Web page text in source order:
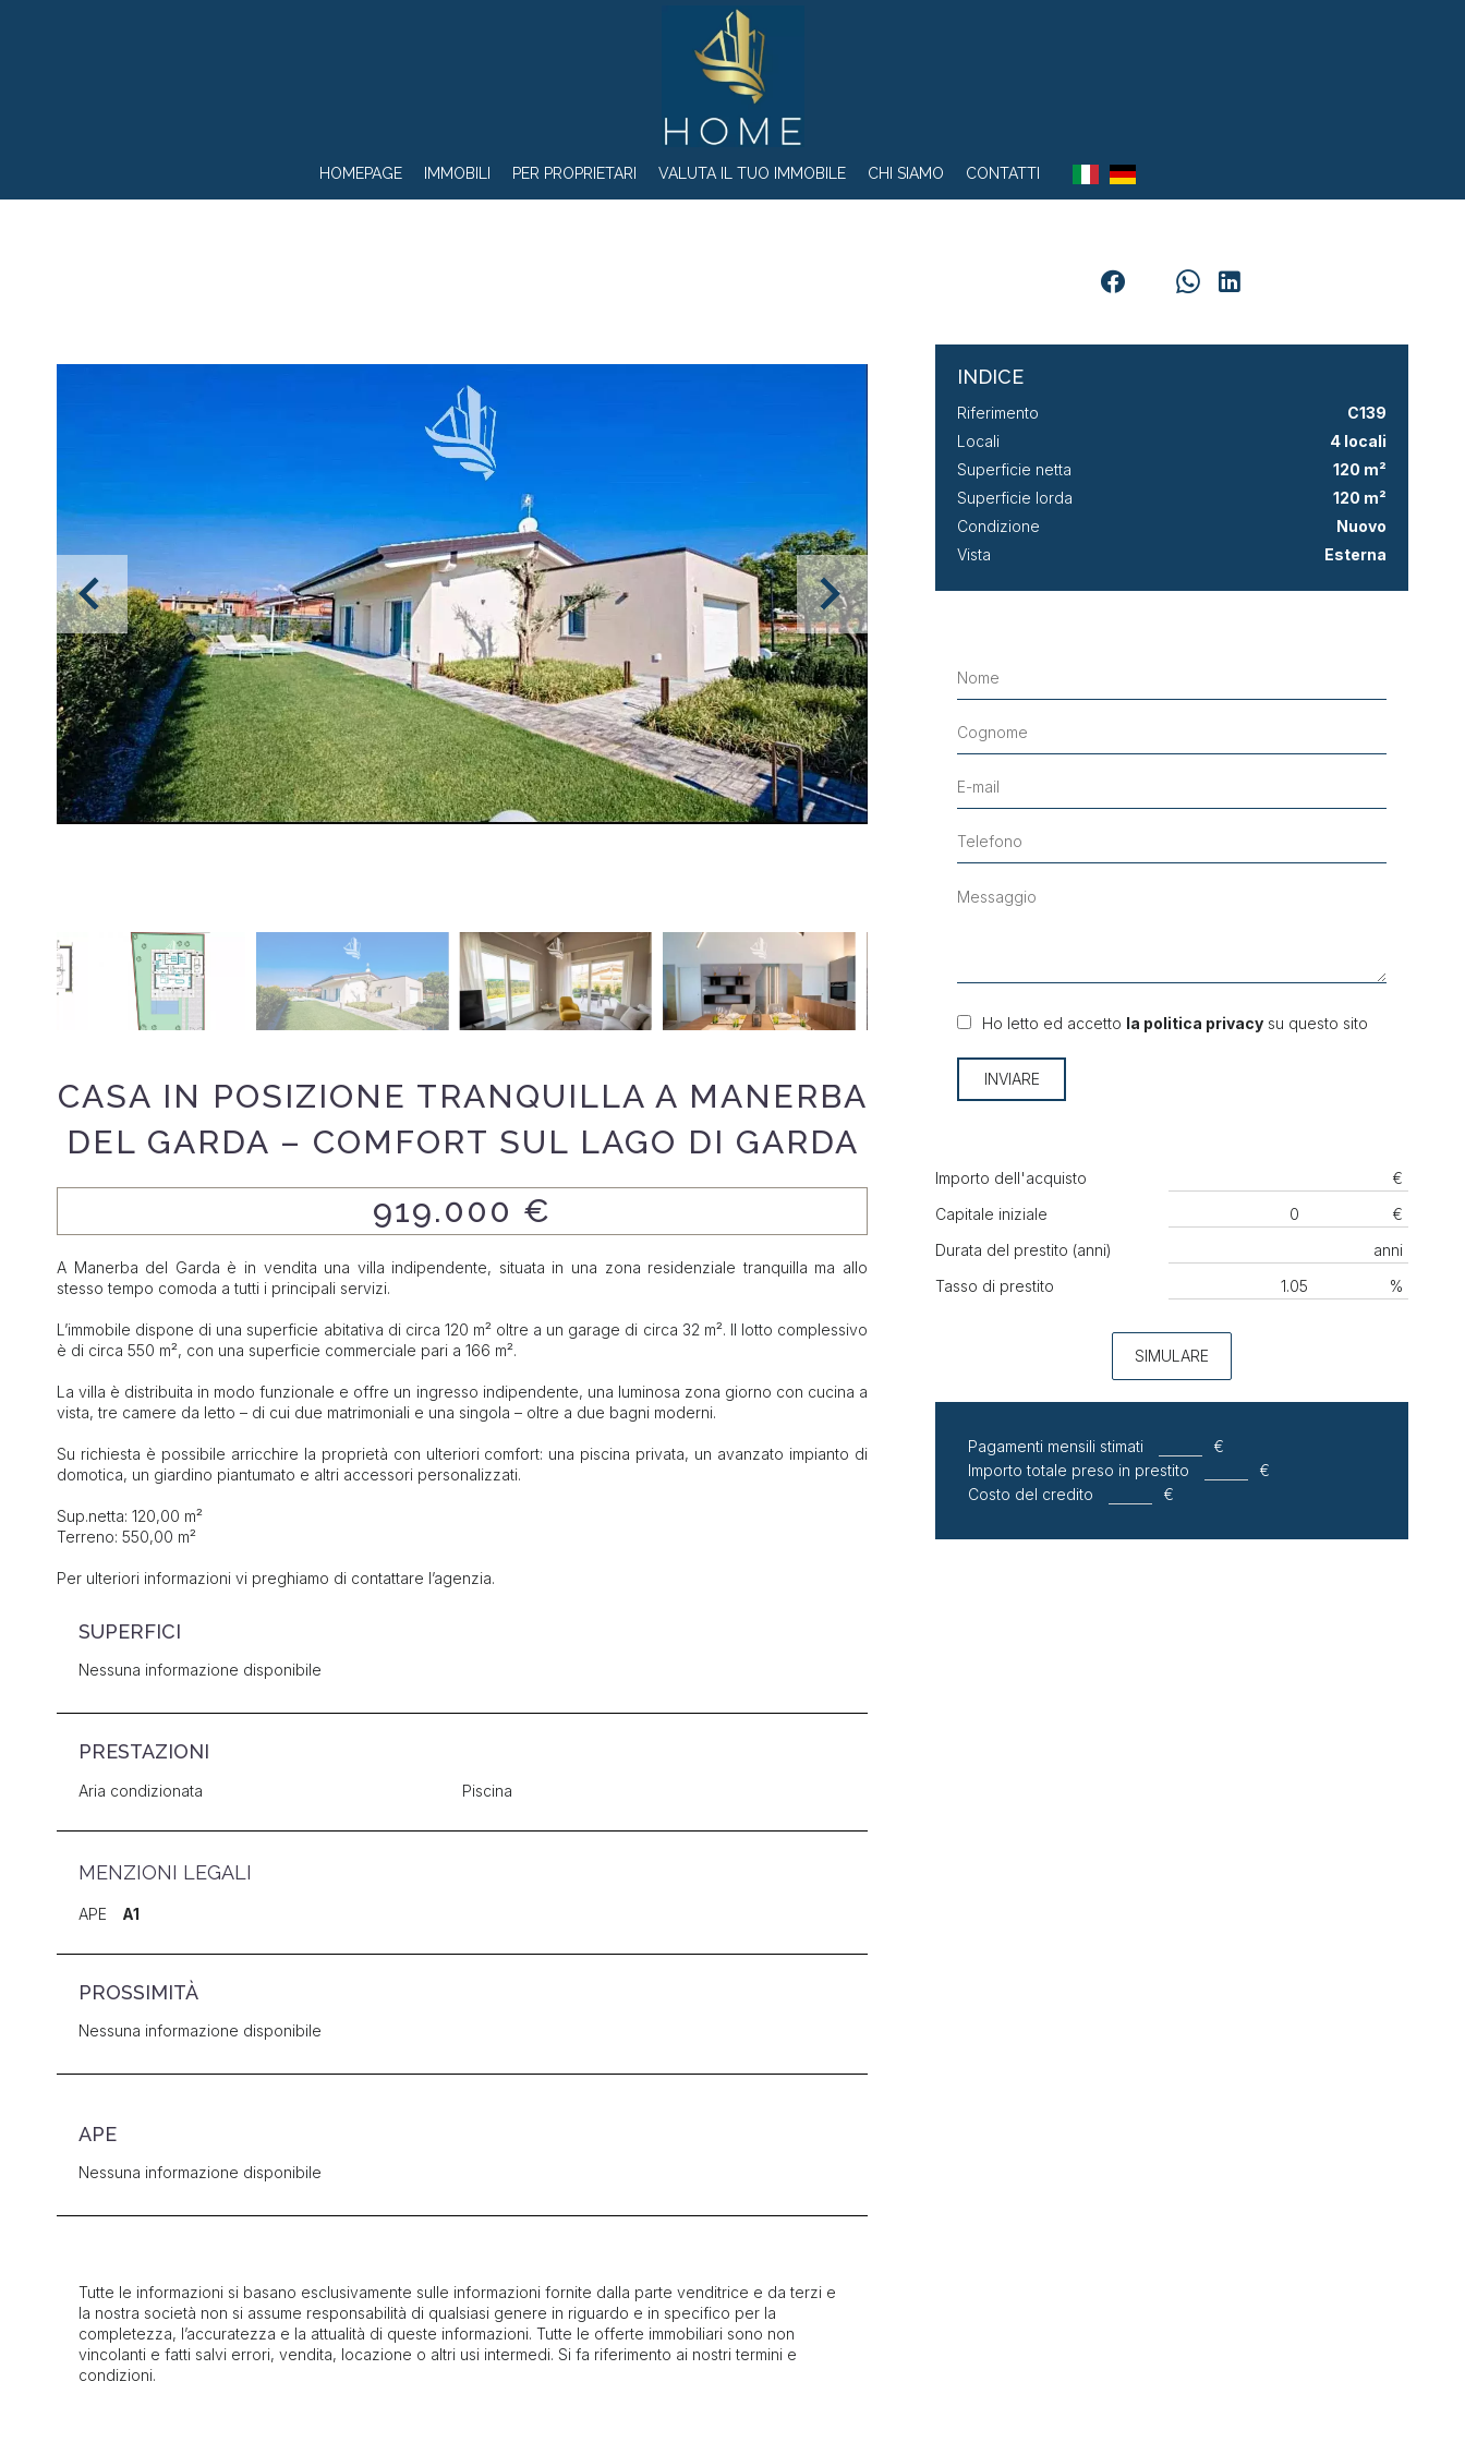
HOMEPAGE IMMOBILI PER PROPRIETARI VALUTA IL TUO IMMOBILE CHI SIAMO CONTATTI
CASA IN POSIZIONE TRANQUILLA A MANERBA
DEL GARDA – COMFORT SUL LAGO DI GARDA
919.000 €
A Manerba del Garda è in vendita una villa indipendente, situata in una zona residenziale tranquilla ma allo
stesso tempo comoda a tutti i principali servizi.
L’immobile dispone di una superficie abitativa di circa 120 m² oltre a un garage di circa 32 m². Il lotto complessivo
è di circa 550 m², con una superficie commerciale pari a 166 m².
La villa è distribuita in modo funzionale e offre un ingresso indipendente, una luminosa zona giorno con cucina a
vista, tre camere da letto – di cui due matrimoniali e una singola – oltre a due bagni moderni.
Su richiesta è possibile arricchire la proprietà con ulteriori comfort: una piscina privata, un avanzato impianto di
domotica, un giardino piantumato e altri accessori personalizzati.
Sup.netta: 120,00 m²
Terreno: 550,00 m²
Per ulteriori informazioni vi preghiamo di contattare l’agenzia.
SUPERFICI
Nessuna informazione disponibile
PRESTAZIONI
Aria condizionata Piscina
MENZIONI LEGALI
APE A1
PROSSIMITÀ
Nessuna informazione disponibile
APE
Nessuna informazione disponibile
Tutte le informazioni si basano esclusivamente sulle informazioni fornite dalla parte venditrice e da terzi e
la nostra società non si assume responsabilità di qualsiasi genere in riguardo e in specifico per la
completezza, l’accuratezza e la attualità di queste informazioni. Tutte le offerte immobiliari sono non
vincolanti e fatti salvi errori, vendita, locazione o altri usi intermedi. Si fa riferimento ai nostri termini e
condizioni.
INDICE
Riferimento
C139
Locali
4 locali
Superficie netta
120 m²
Superficie lorda
120 m²
Condizione
Nuovo
Vista
Esterna
Ho letto ed accetto la politica privacy su questo sito
INVIARE
Importo dell'acquisto
€
Capitale iniziale
€
Durata del prestito (anni)
anni
Tasso di prestito
%
SIMULARE
Pagamenti mensili stimati
€
Importo totale preso in prestito
€
Costo del credito
€